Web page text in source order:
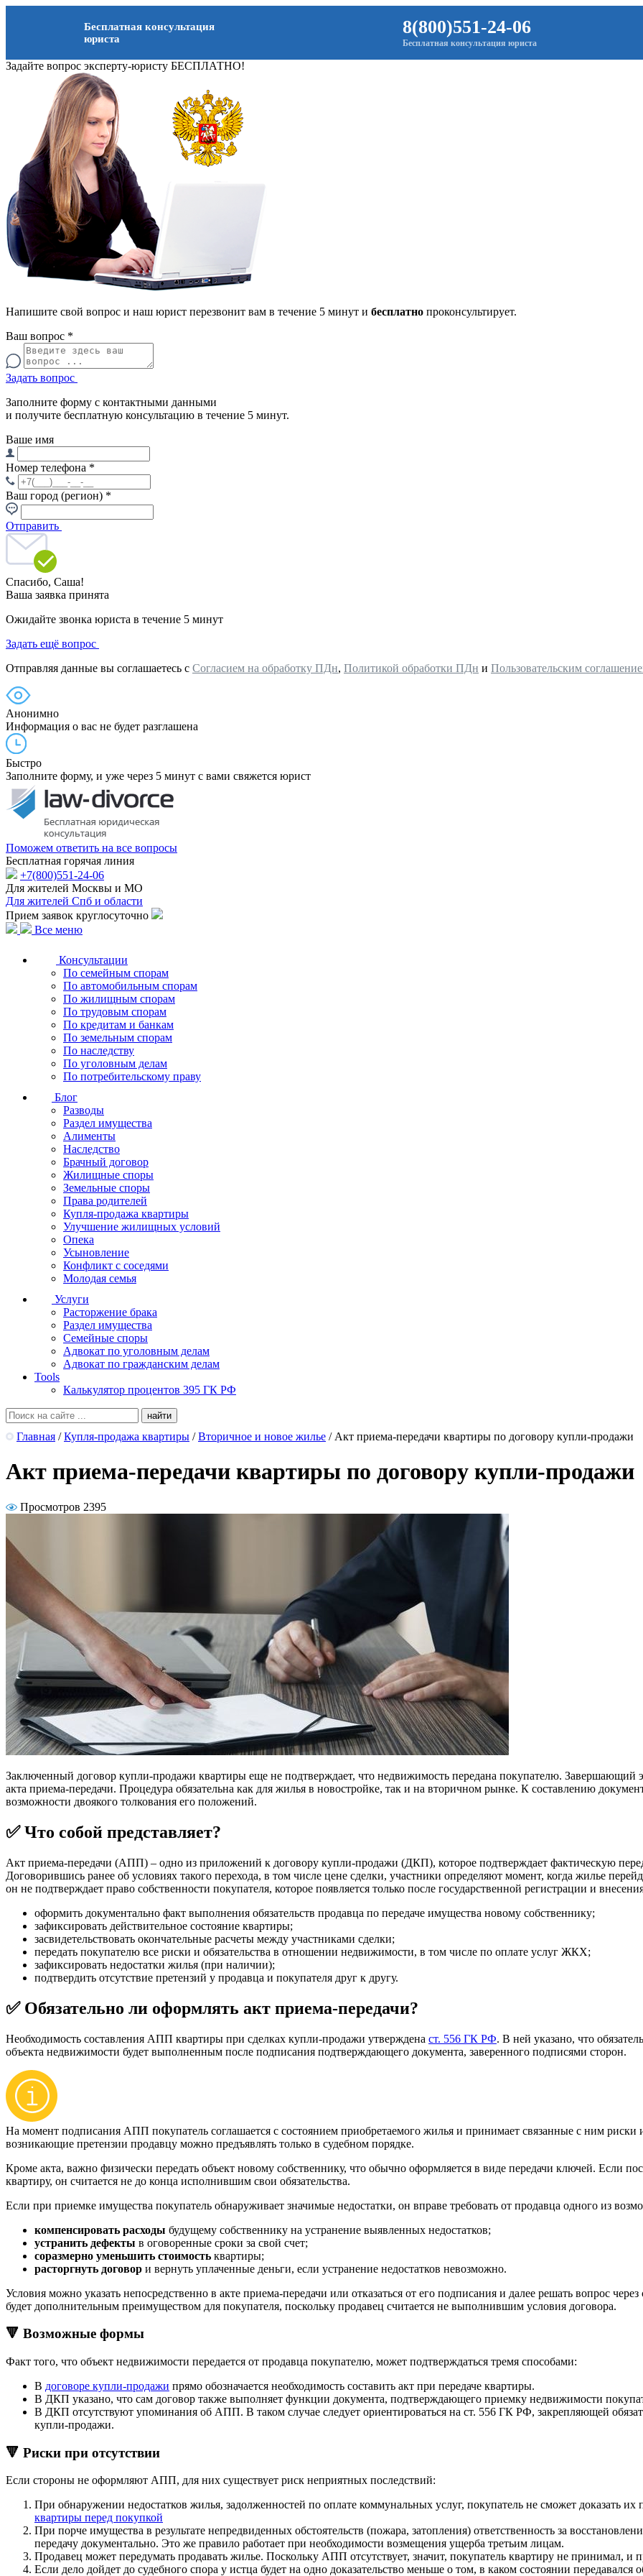
Бесплатная консультация
юриста
8(800)551-24-06
Бесплатная консультация юриста
Задайте вопрос эксперту-юристу БЕСПЛАТНО!
Напишите свой вопрос и наш юрист перезвонит вам в течение 5 минут и бесплатно проконсультирует.
Ваш вопрос *
Задать вопрос
Заполните форму с контактными данными
и получите бесплатную консультацию в течение 5 минут.
Ваше имя
Номер телефона *
Ваш город (регион) *
Отправить
Спасибо, Саша!
Ваша заявка принята
Ожидайте звонка юриста в течение 5 минут
Задать ещё вопрос
Отправляя данные вы соглашаетесь с Согласием на обработку ПДн, Политикой обработки ПДн и Пользовательским
Анонимно
Информация о вас не будет разглашена
Быстро
Заполните форму, и уже через 5 минут с вами свяжется юрист
Поможем ответить на все вопросы
Бесплатная горячая линия
+7(800)551-24-06
Для жителей Москвы и МО
Для жителей Спб и области
Прием заявок круглосуточно
Все меню
Консультации
По семейным спорам
По автомобильным спорам
По жилищным спорам
По трудовым спорам
По кредитам и банкам
По земельным спорам
По наследству
По уголовным делам
По потребительскому праву
Блог
Разводы
Раздел имущества
Алименты
Наследство
Брачный договор
Жилищные споры
Земельные споры
Права родителей
Купля-продажа квартиры
Улучшение жилищных условий
Опека
Усыновление
Конфликт с соседями
Молодая семья
Услуги
Расторжение брака
Раздел имущества
Семейные споры
Адвокат по уголовным делам
Адвокат по гражданским делам
Tools
Калькулятор процентов 395 ГК РФ
Главная / Купля-продажа квартиры / Вторичное и новое жилье / Акт приема-передачи квартиры по договору купли-продажи
Акт приема-передачи квартиры по договору купли-продажи
Просмотров 2395
Заключенный договор купли-продажи квартиры еще не подтверждает, что недвижимость передана покупателю. Завершающий
акта приема-передачи. Процедура обязательна как для жилья в новостройке, так и на вторичном рынке. К составлению
возможности двоякого толкования его положений.
✅ Что собой представляет?
Акт приема-передачи (АПП) – одно из приложений к договору купли-продажи (ДКП), которое подтверждает фактическую
Договорившись ранее об условиях такого перехода, в том числе цене сделки, участники определяют момент, когда жилье
он не подтверждает право собственности покупателя, которое появляется только после государственной регистрации и
оформить документально факт выполнения обязательств продавца по передаче имущества новому собственнику;
зафиксировать действительное состояние квартиры;
засвидетельствовать окончательные расчеты между участниками сделки;
передать покупателю все риски и обязательства в отношении недвижимости, в том числе по оплате услуг ЖКХ;
зафиксировать недостатки жилья (при наличии);
подтвердить отсутствие претензий у продавца и покупателя друг к другу.
✅ Обязательно ли оформлять акт приема-передачи?
Необходимость составления АПП квартиры при сделках купли-продажи утверждена ст. 556 ГК РФ. В ней указано, что
объекта недвижимости будет выполненным после подписания подтверждающего документа, заверенного подписями сторон.
На момент подписания АПП покупатель соглашается с состоянием приобретаемого жилья и принимает связанные с ним
возникающие претензии продавцу можно предъявлять только в судебном порядке.
Кроме акта, важно физически передать объект новому собственнику, что обычно оформляется в виде передачи ключей. Если
квартиру, он считается не до конца исполнившим свои обязательства.
Если при приемке имущества покупатель обнаруживает значимые недостатки, он вправе требовать от продавца одного из
компенсировать расходы будущему собственнику на устранение выявленных недостатков;
устранить дефекты в оговоренные сроки за свой счет;
соразмерно уменьшить стоимость квартиры;
расторгнуть договор и вернуть уплаченные деньги, если устранение недостатков невозможно.
Условия можно указать непосредственно в акте приема-передачи или отказаться от его подписания и далее решать вопрос
будет дополнительным преимуществом для покупателя, поскольку продавец считается не выполнившим условия договора.
🔻 Возможные формы
Факт того, что объект недвижимости передается от продавца покупателю, может подтверждаться тремя способами:
В договоре купли-продажи прямо обозначается необходимость составить акт при передаче квартиры.
В ДКП указано, что сам договор также выполняет функции документа, подтверждающего приемку недвижимости
В ДКП отсутствуют упоминания об АПП. В таком случае следует ориентироваться на ст. 556 ГК РФ, закрепляющей
купли-продажи.
🔻 Риски при отсутствии
Если стороны не оформляют АПП, для них существует риск неприятных последствий:
При обнаружении недостатков жилья, задолженностей по оплате коммунальных услуг, покупатель не сможет доказать
квартиры перед покупкой
При порче имущества в результате непредвиденных обстоятельств (пожара, затопления) ответственность за
передачу документально. Это же правило работает при необходимости возмещения ущерба третьим лицам.
Продавец может передумать продавать жилье. Поскольку АПП отсутствует, значит, покупатель квартиру не принимал, и
Если дело дойдет до судебного спора у истца будет на одно доказательство меньше о том, в каком состоянии передавался